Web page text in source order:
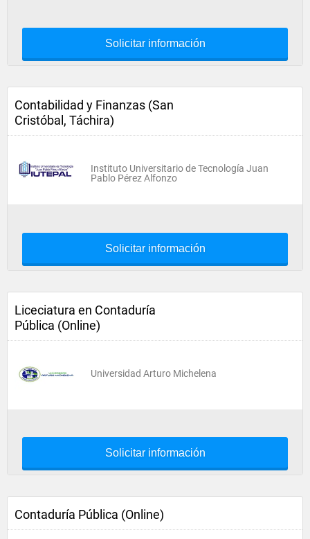
Solicitar información
Contabilidad y Finanzas (San
Cristóbal, Táchira)
Instituto Universitario de Tecnología Juan
Pablo Pérez Alfonzo
Solicitar información
Liceciatura en Contaduría
Pública (Online)
Universidad Arturo Michelena
Solicitar información
Contaduría Pública (Online)